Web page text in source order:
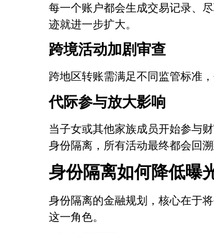
每一个账户都会生成交易记录、
迹就进一步扩大。
跨境活动加剧审查
跨地区转账需满足不同监管标准
代际参与放大影响
当子女或其他家族成员开始参与
身份隔离，所有活动最终都会回溯
身份隔离如何降低曝
身份隔离的金融规划，核心在于
这一角色。